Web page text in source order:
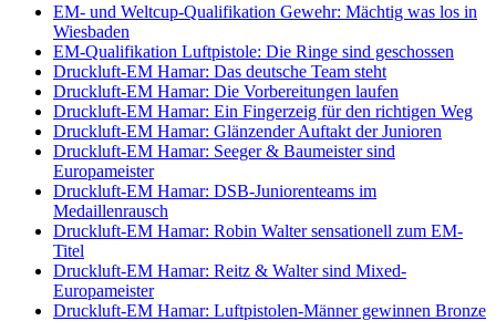
EM- und Weltcup-Qualifikation Gewehr: Mächtig was los in
Wiesbaden
EM-Qualifikation Luftpistole: Die Ringe sind geschossen
Druckluft-EM Hamar: Das deutsche Team steht
Druckluft-EM Hamar: Die Vorbereitungen laufen
Druckluft-EM Hamar: Ein Fingerzeig für den richtigen Weg
Druckluft-EM Hamar: Glänzender Auftakt der Junioren
Druckluft-EM Hamar: Seeger & Baumeister sind
Europameister
Druckluft-EM Hamar: DSB-Juniorenteams im
Medaillenrausch
Druckluft-EM Hamar: Robin Walter sensationell zum EM-
Titel
Druckluft-EM Hamar: Reitz & Walter sind Mixed-
Europameister
Druckluft-EM Hamar: Luftpistolen-Männer gewinnen Bronze